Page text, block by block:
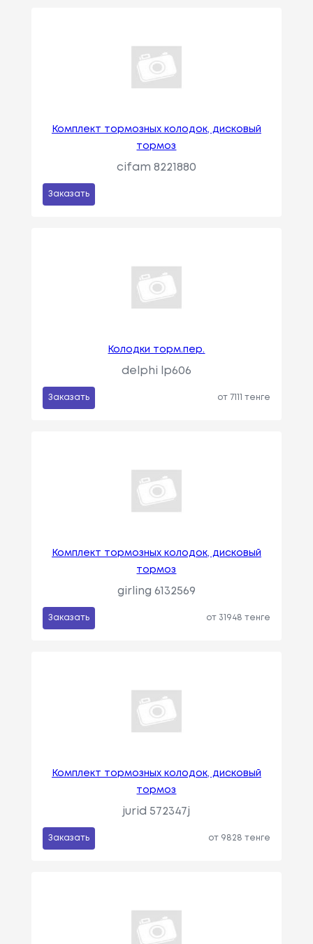
Комплект тормозных колодок, дисковый
тормоз
cifam 8221880
Заказать
Колодки торм.пер.
delphi lp606
Заказать от 7111 тенге
Комплект тормозных колодок, дисковый
тормоз
girling 6132569
Заказать от 31948 тенге
Комплект тормозных колодок, дисковый
тормоз
jurid 572347j
Заказать от 9828 тенге